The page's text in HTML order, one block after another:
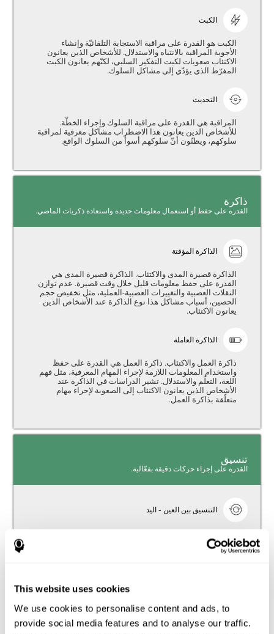
This website uses cookies
We use cookies to personalise content and ads, to
provide social media features and to analyse our traffic.
الكبت
الكبت هو القدرة على مراقبة الاستجابة التلقائيّة وإنشاء
الأجوبة المراقبة بالانتباه والاستدلال. للأشخاص الذين يعانون
الاكتئاب صعوبات لكبت التفكير السلبي، لكنّهم يعانون الكبت
المفرّط الذي يؤدّي إلى مشاكل السلوك.
التحديث
المراقبة هي القدرة على مراقبة السلوك وإجراء الخطّة.
للأشخاص الذين يعانون هذا الاضطراب مشاكل معرفية لمراقبة
سلوكهم، ويظنّون أنّ سلوكهم أسوأ من السلوك الواقع.
ذاكرة
القدرة على حفظ أو استعمال معلومات جديدة واستعادة ذكريات الماضي.
الذاكرة المؤقتة
الذاكرة قصيرة المدى والاكتئاب. الذاكرة قصيرة المدى هي
القدرة على حفظ معلومات قليل خلال وقت قصيرة. عدم توازن
النقلات العصبية والتغييرات العصبية-العملية، مثل تخفيض حجم
الحصين، أسباب مشاكل هذا نوع الذاكرة عند الأشخاص الذين
يعانون الاكتئاب.
الذاكرة العاملة
ذاكرة العمل والاكتئاب. ذاكرة العمل هي القدرة على حفظ
واستخدام المعلومات اللازمة لإجراء المهام المعرفية، مثل فهم
اللغة، التعلّم والاستدلال. تشير الدراسات في الذاكرة عند
الأشخاص الذين يعانون الاكتئاب إلى الصعوبة لإجراء مهام
متعلّقة بذاكرة العمل.
تنسيق
القدرة على إجراء حركات دقيقة بفعّالية.
التنسيق بين العين - اليد
القدرة التي تسمح لنا الفعالية لإجراء المهام الحركية بيدينا التي
تطلب تقريراً بصريّاً. يؤدّي اطضراب هذه المهارة إلى البطء
مدة الإجابة
زمن الكمون والاكتئاب. زمن الكمون هو الوقت الذي يمضي